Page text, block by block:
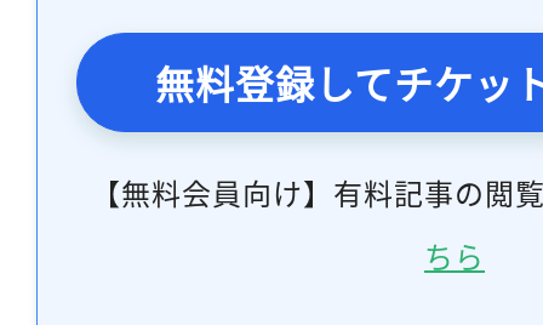
無料登録してチケッ
【無料会員向け】有料記事の閲
ちら